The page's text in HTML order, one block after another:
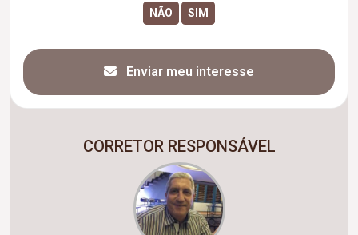
Enviar meu interesse
CORRETOR RESPONSÁVEL